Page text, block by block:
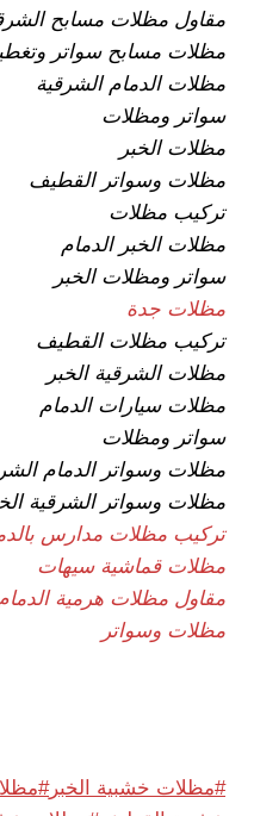
مقاول مظلات مسابح
مظلات مسابح سواتر
مظلات الدمام الشرقية
سواتر ومظلات
مظلات الخبر
مظلات وسواتر القطيف
تركيب مظلات
مظلات الخبر الدمام
سواتر ومظلات الخبر
مظلات جدة
تركيب مظلات القطيف
مظلات الشرقية الخبر
مظلات سيارات الدمام
سواتر ومظلات
مظلات وسواتر الدمام
مظلات وسواتر الشرقية
تركيب مظلات مدارس
مظلات قماشية سيهات
مقاول مظلات هرمية
مظلات وسواتر
وسوم
#مظلات خشبية الخبر#